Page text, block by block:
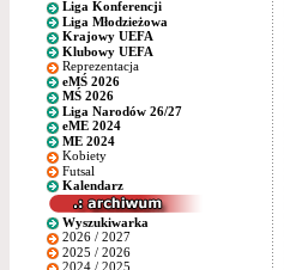
Liga Konferencji
Liga Młodzieżowa
Krajowy UEFA
Klubowy UEFA
Reprezentacja
eMŚ 2026
MŚ 2026
Liga Narodów 26/27
eME 2024
ME 2024
Kobiety
Futsal
Kalendarz
Wyszukiwarka
2026 / 2027
2025 / 2026
2024 / 2025